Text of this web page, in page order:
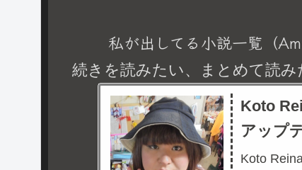
私が出してる小説一覧（
続きを読みたい、まとめて読
Koto
アップ
Koto